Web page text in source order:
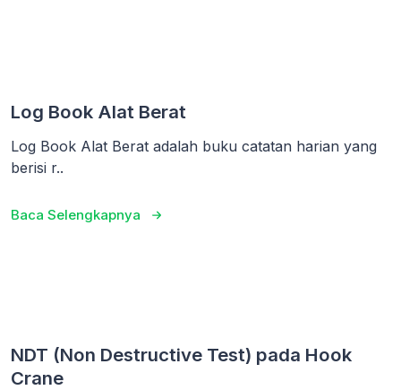
Log Book Alat Berat
Log Book Alat Berat adalah buku catatan harian yang
berisi r..
Baca Selengkapnya
NDT (Non Destructive Test) pada Hook
Crane